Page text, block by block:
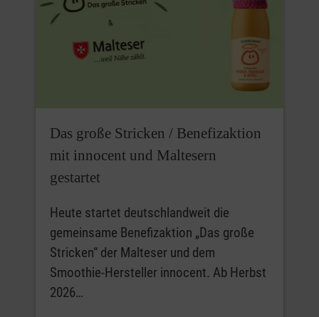
Das große Stricken / Benefizaktion
mit innocent und Maltesern
gestartet
Heute startet deutschlandweit die
gemeinsame Benefizaktion „Das große
Stricken“ der Malteser und dem
Smoothie-Hersteller innocent. Ab Herbst
2026…